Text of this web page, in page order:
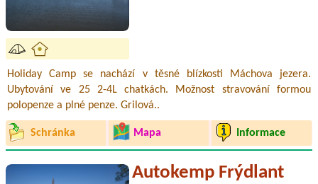
Holiday Camp se nachází v těsné blízkosti Máchova jezera.
Ubytování ve 25 2-4L chatkách. Možnost stravování formou
polopenze a plné penze. Grilová..
Schránka Mapa Informace
Autokemp Frýdlant